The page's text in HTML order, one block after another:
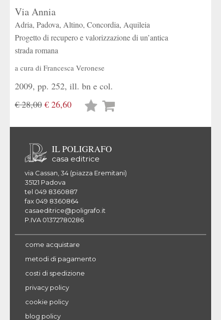
Via Annia
Adria, Padova, Altino, Concordia, Aquileia
Progetto di recupero e valorizzazione di un’antica
strada romana
a cura di Francesca Veronese
2009, pp. 252, ill. bn e col.
€ 28,00 € 26,60
Lista
IL POLIGRAFO
casa editrice
via Cassan, 34 (piazza Eremitani)
35121 Padova
tel 049 8360887
fax 049 8360864
casaeditrice@poligrafo.it
P.IVA 01372780286
come acquistare
metodi di pagamento
costi di spedizione
privacy policy
cookie policy
blog policy